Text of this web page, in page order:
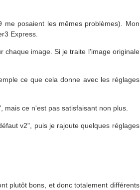
me posaient les mêmes problèmes). Mon
Express.
chaque image. Si je traite l'image originale
ce que cela donne avec les réglages
mais ce n'est pas satisfaisant non plus.
v2", puis je rajoute quelques réglages
plutôt bons, et donc totalement différents